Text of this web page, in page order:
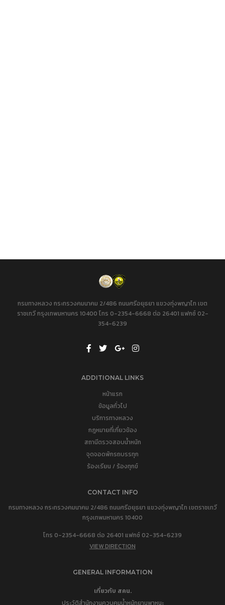
กรมทางหลวง กระทรวงคมนาคม 2/486 ถนนศรีอยุธยา แขวงทุ่งพญาไท เขต
ราชเทวี กรุงเทพมหานคร 10400 โทร 0-2354-6668 ต่อ 26401 แฟกซ์ 02-
354-6239
ADDITIONAL LINKS
หน้าแรก
ข้อมูลทั่วไป
บริการทางหลวง
กฎหมายที่เกี่ยวข้อง
สถานีตรวจสอบน้ำหนัก
จุดจอดพักรถบรรทุก
ร้องเรียน / ร้องทุกข์
CONTACT INFO
กรมทางหลวง กระทรวงคมนาคม 2/486 ถนนศรีอยุธยา แขวงทุ่งพญาไท เขตราชเทวี
กรุงเทพมหานคร 10400
โทร 0-2354-6668 ต่อ 26401 แฟกซ์ 02-354-6239
VIEW DIRECTION
GENERAL INFORMATION
เกี่ยวกับ สคน.
ประวัติสำนักงานควบคุมน้ำหนักยานพาหนะ